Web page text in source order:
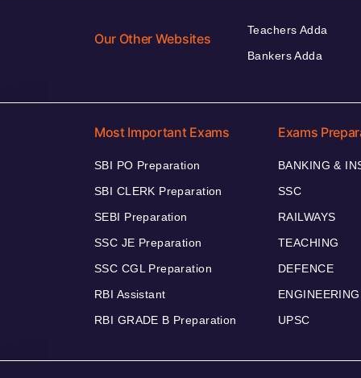
Our Other Websites
Teachers Adda
Bankers Adda
Most Important Exams
SBI PO Preparation
SBI CLERK Preparation
SEBI Preparation
SSC JE Preparation
SSC CGL Preparation
RBI Assistant
RBI GRADE B Preparation
Exams
BANKING &
SSC
RAILWAYS
TEACHING
DEFENCE
ENGINEERING
UPSC